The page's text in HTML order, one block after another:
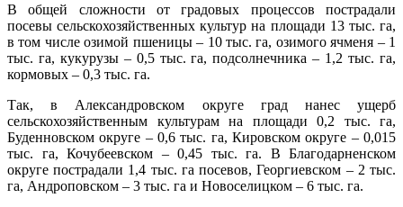
В общей сложности от градовых процессов пострадали
посевы сельскохозяйственных культур на площади 13 тыс. га,
в том числе озимой пшеницы – 10 тыс. га, озимого ячменя – 1
тыс. га, кукурузы – 0,5 тыс. га, подсолнечника – 1,2 тыс. га,
кормовых – 0,3 тыс. га.
Так, в Александровском округе град нанес ущерб
сельскохозяйственным культурам на площади 0,2 тыс. га,
Буденновском округе – 0,6 тыс. га, Кировском округе – 0,015
тыс. га, Кочубеевском – 0,45 тыс. га. В Благодарненском
округе пострадали 1,4 тыс. га посевов, Георгиевском – 2 тыс.
га, Андроповском – 3 тыс. га и Новоселицком – 6 тыс. га.